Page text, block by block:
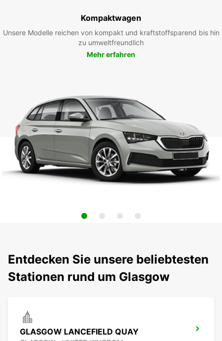
Kompaktwagen
Unsere Modelle reichen von kompakt und kraftstoffsparend bis hin
zu umweltfreundlich
Mehr erfahren
Entdecken Sie unsere beliebtesten
Stationen rund um Glasgow
GLASGOW LANCEFIELD QUAY